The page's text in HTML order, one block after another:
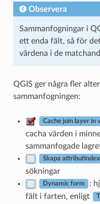
Observera
Sammanfogningar i
ett enda fält, så för
värdena i de
QGIS ger några fler
sammanfogningen:
Cache join layer in
cacha värden i
sammanfogade
Skapa
sökningar
Dynamic form
:
fält i farten, enligt